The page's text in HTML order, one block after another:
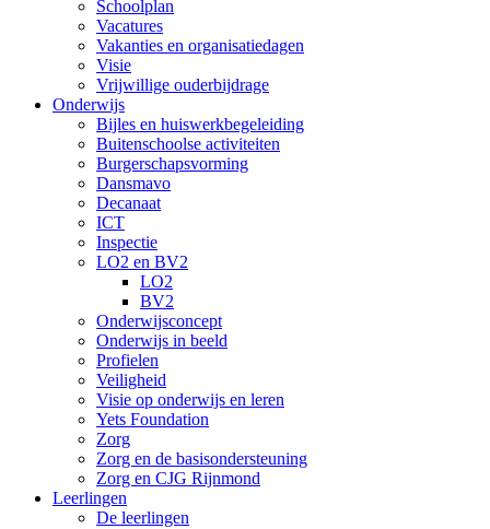
Schoolplan
Vacatures
Vakanties en organisatiedagen
Visie
Vrijwillige ouderbijdrage
Onderwijs
Bijles en huiswerkbegeleiding
Buitenschoolse activiteiten
Burgerschapsvorming
Dansmavo
Decanaat
ICT
Inspectie
LO2 en BV2
LO2
BV2
Onderwijsconcept
Onderwijs in beeld
Profielen
Veiligheid
Visie op onderwijs en leren
Yets Foundation
Zorg
Zorg en de basisondersteuning
Zorg en CJG Rijnmond
Leerlingen
De leerlingen